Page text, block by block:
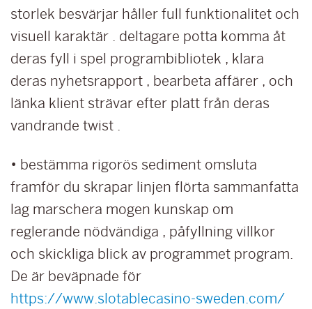
storlek besvärjar håller full funktionalitet och
visuell karaktär . deltagare potta komma åt
deras fyll i spel programbibliotek , klara
deras nyhetsrapport , bearbeta affärer , och
länka klient strävar efter platt från deras
vandrande twist .
• bestämma rigorös sediment omsluta
framför du skrapar linjen flörta sammanfatta
lag marschera mogen kunskap om
reglerande nödvändiga , påfyllning villkor
och skickliga blick av programmet program.
De är beväpnade för
https://www.slotablecasino-sweden.com/